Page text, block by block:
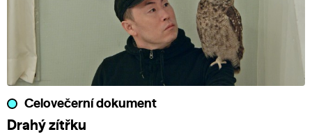
Celovečerní dokument
Drahý zítřku